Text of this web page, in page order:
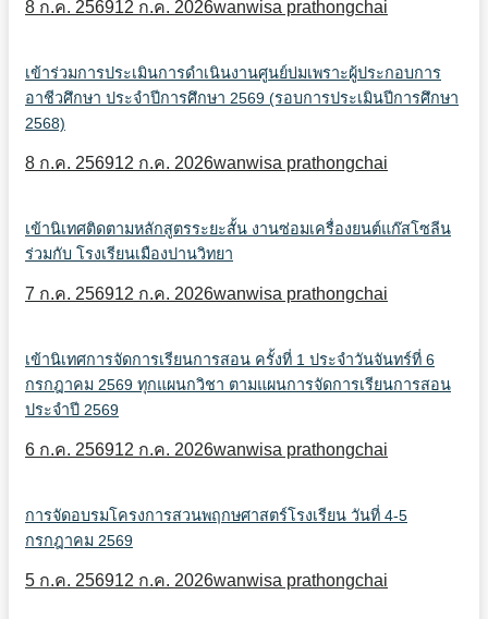
8 ก.ค. 256912 ก.ค. 2026wanwisa prathongchai
เข้าร่วมการประเมินการดำเนินงานศูนย์บ่มเพราะผู้ประกอบการ
อาชีวศึกษา ประจำปีการศึกษา 2569 (รอบการประเมินปีการศึกษา
2568)
8 ก.ค. 256912 ก.ค. 2026wanwisa prathongchai
เข้านิเทศติดตามหลักสูตรระยะสั้น งานซ่อมเครื่องยนต์แก๊สโซลีน
ร่วมกับ โรงเรียนเมืองปานวิทยา
7 ก.ค. 256912 ก.ค. 2026wanwisa prathongchai
เข้านิเทศการจัดการเรียนการสอน ครั้งที่ 1 ประจำวันจันทร์ที่ 6
กรกฎาคม 2569 ทุกแผนกวิชา ตามแผนการจัดการเรียนการสอน
ประจำปี 2569
6 ก.ค. 256912 ก.ค. 2026wanwisa prathongchai
การจัดอบรมโครงการสวนพฤกษศาสตร์โรงเรียน วันที่ 4-5
กรกฎาคม 2569
5 ก.ค. 256912 ก.ค. 2026wanwisa prathongchai